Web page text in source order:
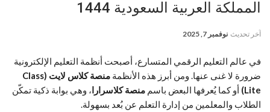
المملكة العربية السعودية 1444
آخر تحديث نوفمبر 7, 2025
في عالم التعليم الرقمي المتسارع، أصبحت أنظمة التعليم الإلكترونية
ضرورة لا غنى عنها. ومن أبرز هذه الأنظمة
منصة كلاس لايت (Class
Lite) أو كما يُعرفها البعض باسم منصة كلاسرارا، وهي بوابة ذكية تمكّن
الطلاب والمعلمين من إدارة التعلم عن بُعد بسهولة.